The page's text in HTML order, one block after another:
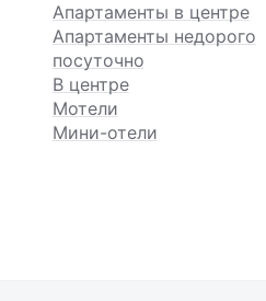
Апартаменты в центре
Апартаменты недорого
посуточно
В центре
Мотели
Мини-отели